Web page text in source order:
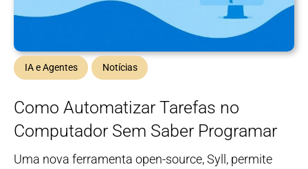
IA e Agentes Notícias
Como Automatizar Tarefas no
Computador Sem Saber Programar
Uma nova ferramenta open-source, Syll, permite